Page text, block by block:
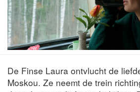
De Finse Laura ontvlucht de
Moskou. Ze neemt de trein